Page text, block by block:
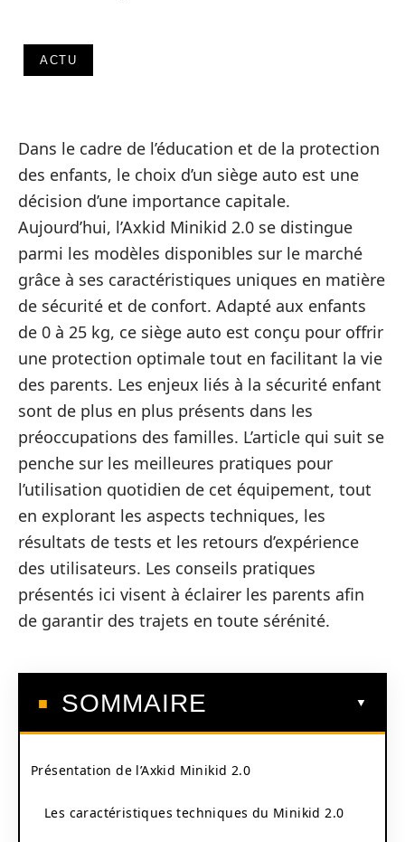
ACTU
Dans le cadre de l’éducation et de la protection
des enfants, le choix d’un siège auto est une
décision d’une importance capitale.
Aujourd’hui, l’Axkid Minikid 2.0 se distingue
parmi les modèles disponibles sur le marché
grâce à ses caractéristiques uniques en matière
de sécurité et de confort. Adapté aux enfants
de 0 à 25 kg, ce siège auto est conçu pour offrir
une protection optimale tout en facilitant la vie
des parents. Les enjeux liés à la sécurité enfant
sont de plus en plus présents dans les
préoccupations des familles. L’article qui suit se
penche sur les meilleures pratiques pour
l’utilisation quotidien de cet équipement, tout
en explorant les aspects techniques, les
résultats de tests et les retours d’expérience
des utilisateurs. Les conseils pratiques
présentés ici visent à éclairer les parents afin
de garantir des trajets en toute sérénité.
SOMMAIRE
Présentation de l’Axkid Minikid 2.0
Les caractéristiques techniques du Minikid 2.0